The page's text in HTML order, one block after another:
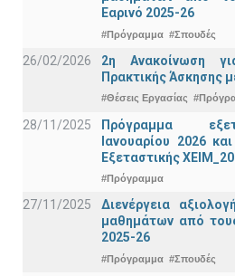
Εαρινό 2025-26
#Πρόγραμμα #Σπουδές
26/02/2026
2η Ανακοίνωση
Πρακτικής Άσκησης
#Θέσεις Εργασίας
28/11/2025
Πρόγραμμα
Ιανουαρίου 2026
Εξεταστικής
#Πρόγραμμα
27/11/2025
Διενέργεια
μαθημάτων από
2025-26
#Πρόγραμμα #Σπουδές